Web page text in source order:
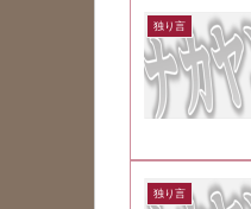
独り言
独り言